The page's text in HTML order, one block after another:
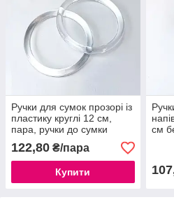
Ручки для сумок прозорі із
пластику круглі 12 см,
пара, ручки до сумки
макраме, фурнітура для
сумок (88-3021)
122,80 ₴/пара
Купити
см